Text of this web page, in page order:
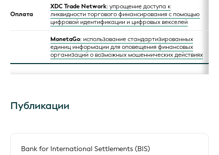
Оплата
XDC Trade Network: упрощение доступа к
ликвидности торгового финансирования с помощью
цифровой идентификации и цифровых векселей
MonetaGo: использование стандартизированных
единиц информации для оповещения финансовых
организаций о возможных мошеннических действиях
Публикации
Bank for International Settlements (BIS)